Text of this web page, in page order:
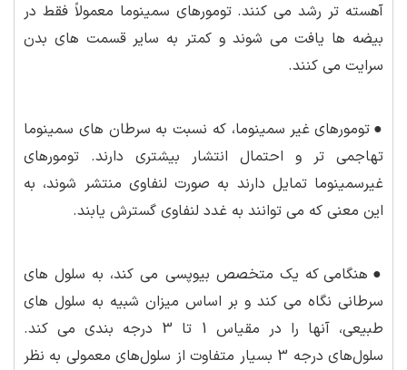
آهسته تر رشد می کنند. تومورهای سمینوما معمولاً فقط در
بیضه ها یافت می شوند و کمتر به سایر قسمت های بدن
سرایت می کنند.
● تومورهای غیر سمینوما، که نسبت به سرطان های سمینوما
تهاجمی تر و احتمال انتشار بیشتری دارند. تومورهای
غیرسمینوما تمایل دارند به صورت لنفاوی منتشر شوند، به
این معنی که می توانند به غدد لنفاوی گسترش یابند.
● هنگامی که یک متخصص بیوپسی می کند، به سلول های
سرطانی نگاه می کند و بر اساس میزان شبیه به سلول های
طبیعی، آنها را در مقیاس 1 تا 3 درجه بندی می کند.
سلول‌های درجه 3 بسیار متفاوت از سلول‌های معمولی به نظر